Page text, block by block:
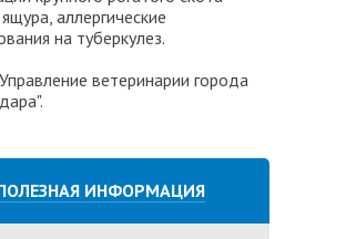
аллергические
на туберкулез.
ветеринарии города
ИНФОРМАЦИЯ